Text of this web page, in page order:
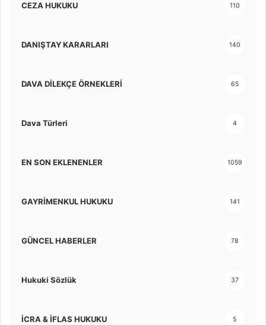
CEZA HUKUKU 110
DANIŞTAY KARARLARI 140
DAVA DİLEKÇE ÖRNEKLERİ 65
Dava Türleri 4
EN SON EKLENENLER 1059
GAYRİMENKUL HUKUKU 141
GÜNCEL HABERLER 78
Hukuki Sözlük 37
İCRA & İFLAS HUKUKU 5